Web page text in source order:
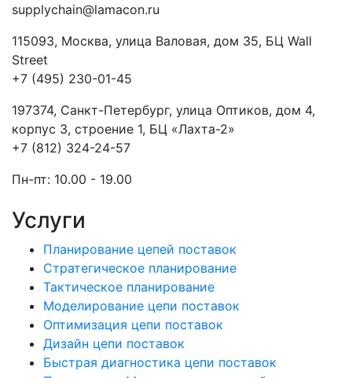
supplychain@lamacon.ru
115093, Москва, улица Валовая, дом 35, БЦ Wall
Street
+7 (495) 230-01-45
197374, Санкт-Петербург, улица Оптиков, дом 4,
корпус 3, строение 1, БЦ «Лахта-2»
+7 (812) 324-24-57
Пн-пт: 10.00 - 19.00
Услуги
Планирование цепей поставок
Стратегическое планирование
Тактическое планирование
Моделирование цепи поставок
Оптимизация цепи поставок
Дизайн цепи поставок
Быстрая диагностика цепи поставок